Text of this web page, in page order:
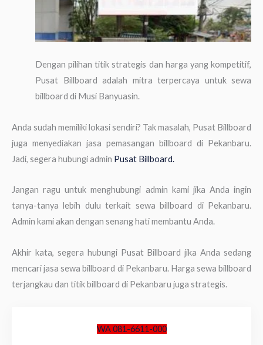
Dengan pilihan titik strategis dan harga yang kompetitif,
Pusat Billboard adalah mitra terpercaya untuk sewa
billboard di Musi Banyuasin.
Anda sudah memiliki lokasi sendiri? Tak masalah, Pusat Billboard
juga menyediakan jasa pemasangan billboard di Pekanbaru.
Jadi, segera hubungi admin Pusat Billboard.
Jangan ragu untuk menghubungi admin kami jika Anda ingin
tanya-tanya lebih dulu terkait sewa billboard di Pekanbaru.
Admin kami akan dengan senang hati membantu Anda.
Akhir kata, segera hubungi Pusat Billboard jika Anda sedang
mencari jasa sewa billboard di Pekanbaru. Harga sewa billboard
terjangkau dan titik billboard di Pekanbaru juga strategis.
WA 081-6611-000